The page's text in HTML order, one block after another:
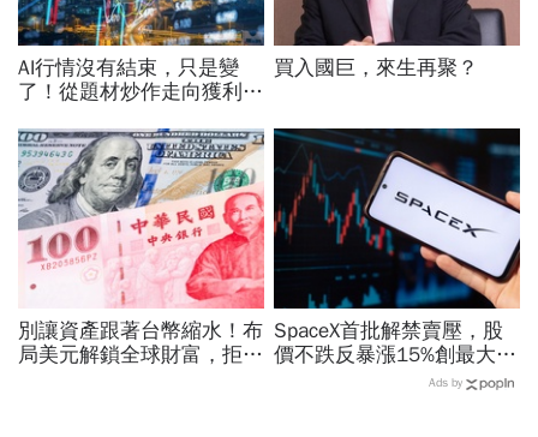
AI行情沒有結束，只是變
了！從題材炒作走向獲利驗
買入國巨，來生再聚？
別讓資產跟著台幣縮水！布
局美元解鎖全球財富，拒絕
SpaceX首批解禁賣壓，股
價不跌反暴漲15%創最大漲
幅「直逼發行價」！最新目
Ads by